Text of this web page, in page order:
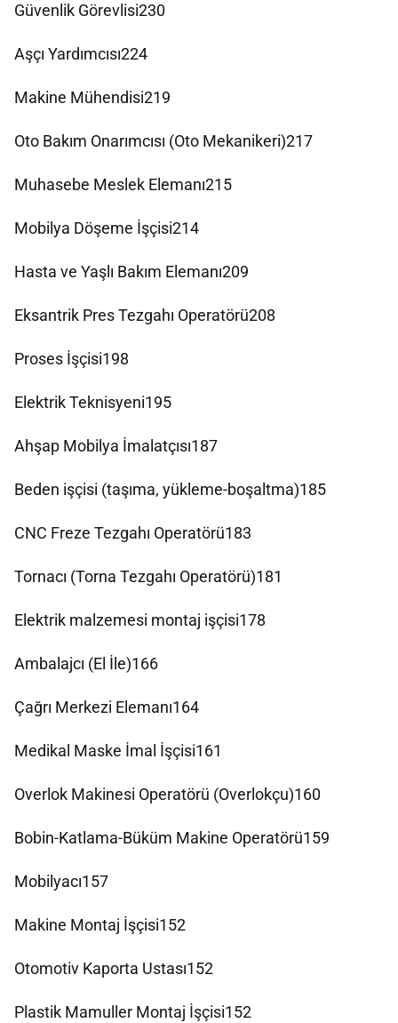
Güvenlik Görevlisi230
Aşçı Yardımcısı224
Makine Mühendisi219
Oto Bakım Onarımcısı (Oto Mekanikeri)217
Muhasebe Meslek Elemanı215
Mobilya Döşeme İşçisi214
Hasta ve Yaşlı Bakım Elemanı209
Eksantrik Pres Tezgahı Operatörü208
Proses İşçisi198
Elektrik Teknisyeni195
Ahşap Mobilya İmalatçısı187
Beden işçisi (taşıma, yükleme-boşaltma)185
CNC Freze Tezgahı Operatörü183
Tornacı (Torna Tezgahı Operatörü)181
Elektrik malzemesi montaj işçisi178
Ambalajcı (El İle)166
Çağrı Merkezi Elemanı164
Medikal Maske İmal İşçisi161
Overlok Makinesi Operatörü (Overlokçu)160
Bobin-Katlama-Büküm Makine Operatörü159
Mobilyacı157
Makine Montaj İşçisi152
Otomotiv Kaporta Ustası152
Plastik Mamuller Montaj İşçisi152